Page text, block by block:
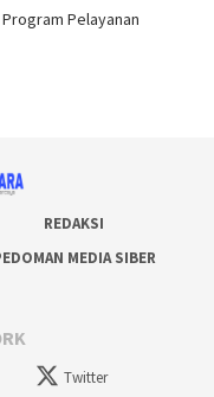
Pelayanan
REDAKSI
MEDIA SIBER
Twitter